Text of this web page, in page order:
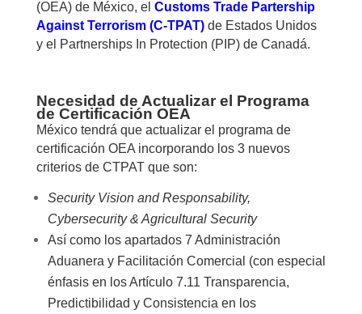
(OEA) de México, el Customs Trade Partership
Against Terrorism (C-TPAT)de Estados Unidos
y el Partnerships In Protection (PIP) de Canadá.
Necesidad de Actualizar el Programa
de Certificación OEA
México tendrá que actualizar el programa de
certificación OEA incorporando los 3 nuevos
criterios de CTPAT que son:
Security Vision and Responsability,
Cybersecurity & Agricultural Security
Así como los apartados 7 Administración
Aduanera y Facilitación Comercial (con especial
énfasis en los Artículo 7.11 Transparencia,
Predictibilidad y Consistencia en los